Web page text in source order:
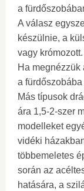
a
A válasz
készülnie, a
vagy krómozott.
Ha megnézzük
a
Más típusok
ára 1,5-2-szer
modelleket
vidéki
többemeletes
során az
hatására, a